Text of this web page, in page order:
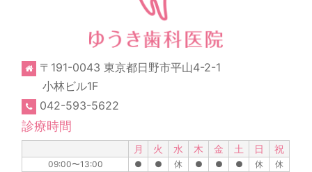
〒191-0043 東京都日野市平山4-2-1
小林ビル1F
042-593-5622
診療時間
月 火 水 木 金 土 日 祝
09:00〜13:00 ● ● 休 ● ● ● 休
休